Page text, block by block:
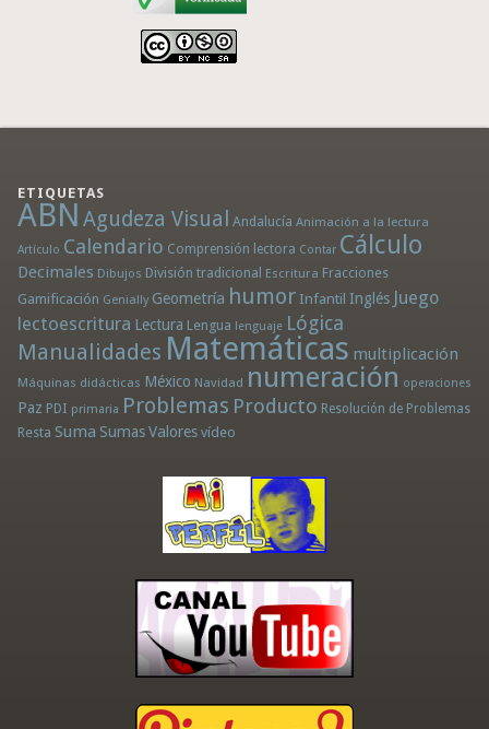
ETIQUETAS
ABN Agudeza Visual Andalucía Animación a la lectura
Artículo Calendario Comprensión lectora Contar Cálculo
Decimales Dibujos División tradicional Escritura Fracciones
Gamificación Genially Geometría humor Infantil Inglés Juego
lectoescritura Lectura Lengua lenguaje Lógica
Manualidades Matemáticas multiplicación
Máquinas didácticas México Navidad numeración operaciones
Paz PDI primaria Problemas Producto Resolución de Problemas
Resta Suma Sumas Valores vídeo